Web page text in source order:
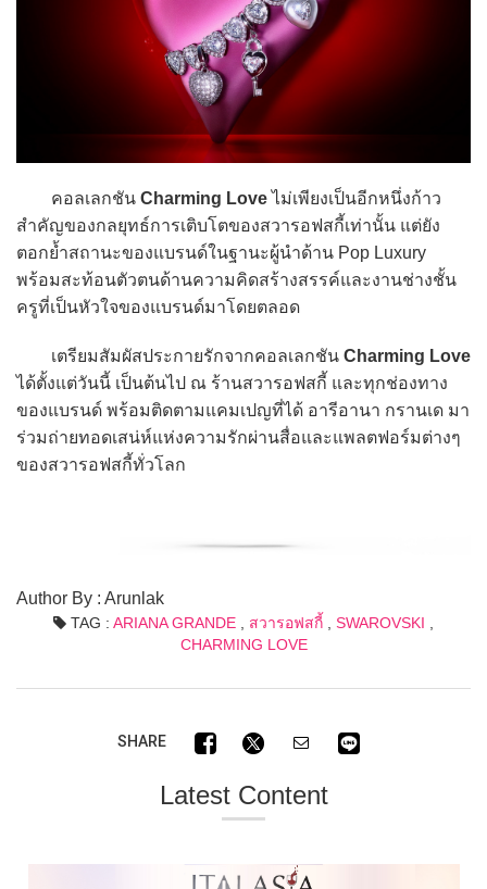
คอลเลกชัน Charming Loveไม่เพียงเป็นอีกหนึ่งก้าว
สำคัญของกลยุทธ์การเติบโตของสวารอฟสกี้เท่านั้น แต่ยัง
ตอกย้ำสถานะของแบรนด์ในฐานะผู้นำด้าน Pop Luxury
พร้อมสะท้อนตัวตนด้านความคิดสร้างสรรค์และงานช่างชั้น
ครูที่เป็นหัวใจของแบรนด์มาโดยตลอด
เตรียมสัมผัสประกายรักจากคอลเลกชัน Charming Love
ได้ตั้งแต่วันนี้ เป็นต้นไป ณ ร้านสวารอฟสกี้ และทุกช่องทาง
ของแบรนด์ พร้อมติดตามแคมเปญที่ได้ อารีอานา กรานเด มา
ร่วมถ่ายทอดเสน่ห์แห่งความรักผ่านสื่อและแพลตฟอร์มต่างๆ
ของสวารอฟสกี้ทั่วโลก
Author By : Arunlak
TAG : ARIANA GRANDE สวารอฟสกี้ SWAROVSKI
CHARMING LOVE
SHARE
Latest Content